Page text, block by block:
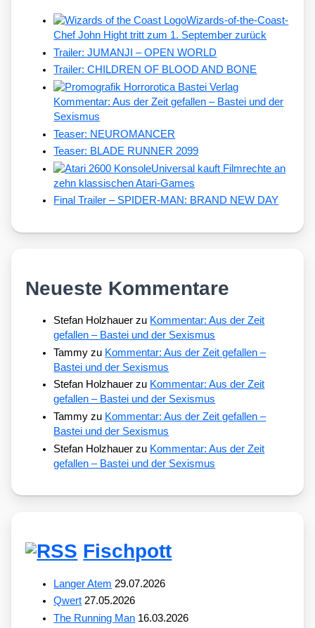
Wizards-of-the-Coast-
Chef John Hight tritt zum 1. September zurück
Trailer: JUMANJI – OPEN WORLD
Trailer: CHILDREN OF BLOOD AND BONE
Kommentar: Aus der Zeit gefallen – Bastei und der
Sexismus
Teaser: NEUROMANCER
Teaser: BLADE RUNNER 2099
Universal kauft Filmrechte an
zehn klassischen Atari-Games
Final Trailer – SPIDER-MAN: BRAND NEW DAY
Neueste Kommentare
Stefan Holzhauer zu Kommentar: Aus der Zeit
gefallen – Bastei und der Sexismus
Tammy zu Kommentar: Aus der Zeit gefallen –
Bastei und der Sexismus
Stefan Holzhauer zu Kommentar: Aus der Zeit
gefallen – Bastei und der Sexismus
Tammy zu Kommentar: Aus der Zeit gefallen –
Bastei und der Sexismus
Stefan Holzhauer zu Kommentar: Aus der Zeit
gefallen – Bastei und der Sexismus
Fischpott
Langer Atem 29.07.2026
Qwert 27.05.2026
The Running Man 16.03.2026